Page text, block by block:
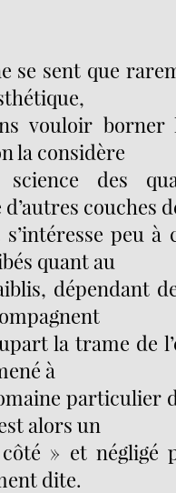
se sent que
vouloir borner
la considère
des
couches
peu à
quant au
dépendant
la trame de
à
particulier
alors un
» et négligé
dite.